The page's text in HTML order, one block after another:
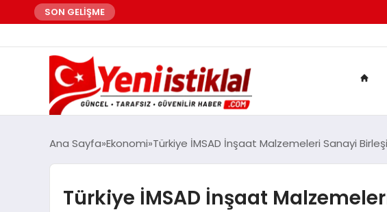
SON GELİŞME
Ana Sayfa Ekonomi Türkiye İMSAD İnşaat Malzemeleri Sanayi
Türkiye İMSAD İnşaat